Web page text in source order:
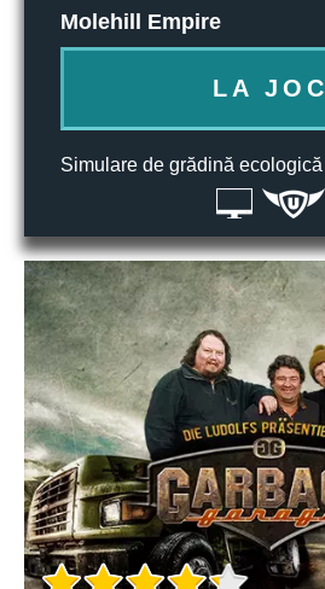
Molehill Empire
LA JOC
Simulare de grădină ecologică